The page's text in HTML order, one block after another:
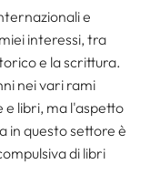
e
interessi, tra
e la scrittura.
nei vari rami
libri, ma l'aspetto
in questo settore è
di libri